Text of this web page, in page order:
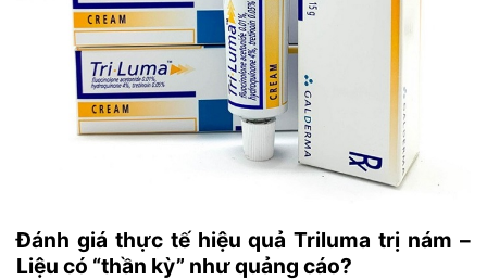
Đánh giá thực tế hiệu quả Triluma trị nám –
Liệu có “thần kỳ” như quảng cáo?